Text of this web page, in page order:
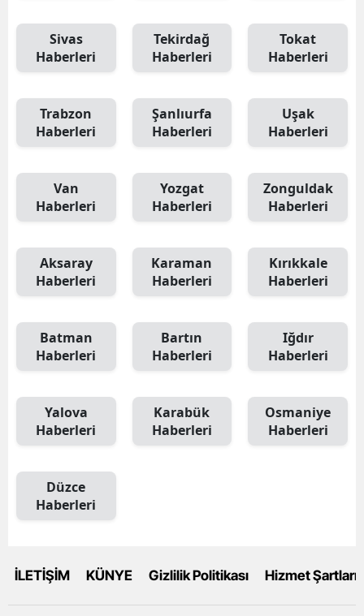
Sivas
Haberleri
Tekirdağ
Haberleri
Tokat
Haberleri
Trabzon
Haberleri
Şanlıurfa
Haberleri
Uşak
Haberleri
Van
Haberleri
Yozgat
Haberleri
Zonguldak
Haberleri
Aksaray
Haberleri
Karaman
Haberleri
Kırıkkale
Haberleri
Batman
Haberleri
Bartın
Haberleri
Iğdır
Haberleri
Yalova
Haberleri
Karabük
Haberleri
Osmaniye
Haberleri
Düzce
Haberleri
İLETİŞİM KÜNYE Gizlilik Politikası Hizmet Şartları